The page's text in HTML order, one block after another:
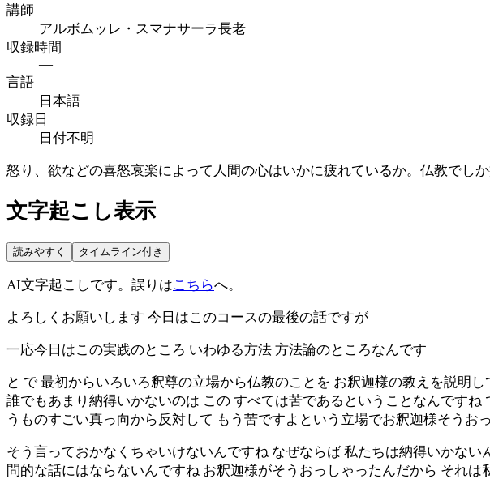
講師
アルボムッレ・スマナサーラ長老
収録時間
—
言語
日本語
収録日
日付不明
怒り、欲などの喜怒哀楽によって人間の心はいかに疲れているか。仏教でし
文字起こし表示
読みやすく タイムライン付き
AI文字起こしです。誤りはこちらへ。
よろしくお願いします 今日はこのコースの最後の話ですが
一応今日はこの実践のところ いわゆる方法 方法論のところなんです
と で 最初からいろいろ釈尊の立場から仏教のことを お釈迦様の教えを説明
誰でもあまり納得いかないのは この すべては苦であるということなんです
うものすごい真っ向から反対して もう苦ですよという立場でお釈迦様そうお
そう言っておかなくちゃいけないんですね なぜならば 私たちは納得いかな
問的な話にはならないんですね お釈迦様がそうおっしゃったんだから それ